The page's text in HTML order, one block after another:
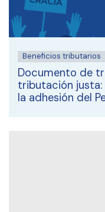
Beneficios tributarios
Documento de
tributación justa:
la adhesión del